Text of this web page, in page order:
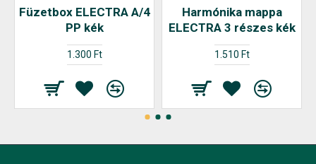
Füzetbox ELECTRA A/4
PP kék
1.300 Ft
Harmónika mappa
ELECTRA 3 részes kék
1.510 Ft